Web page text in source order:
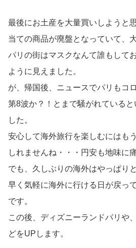
最後にお土産を大量買いしようと
当ての商品が廃盤となっていて、
パリの街はマスクなんて誰もして
ように見えました。
が、帰国後、ニュースでパリもコ
第8波か？！とまで騒がれていると
した。
安心して海外旅行を楽しむにはも
しれませんね・・・円安も地味に
でも、久しぶりの海外はやっぱり
早く気軽に海外に行ける日が戻っ
です。
この後、ディズニーランドパリや
どをUPします。